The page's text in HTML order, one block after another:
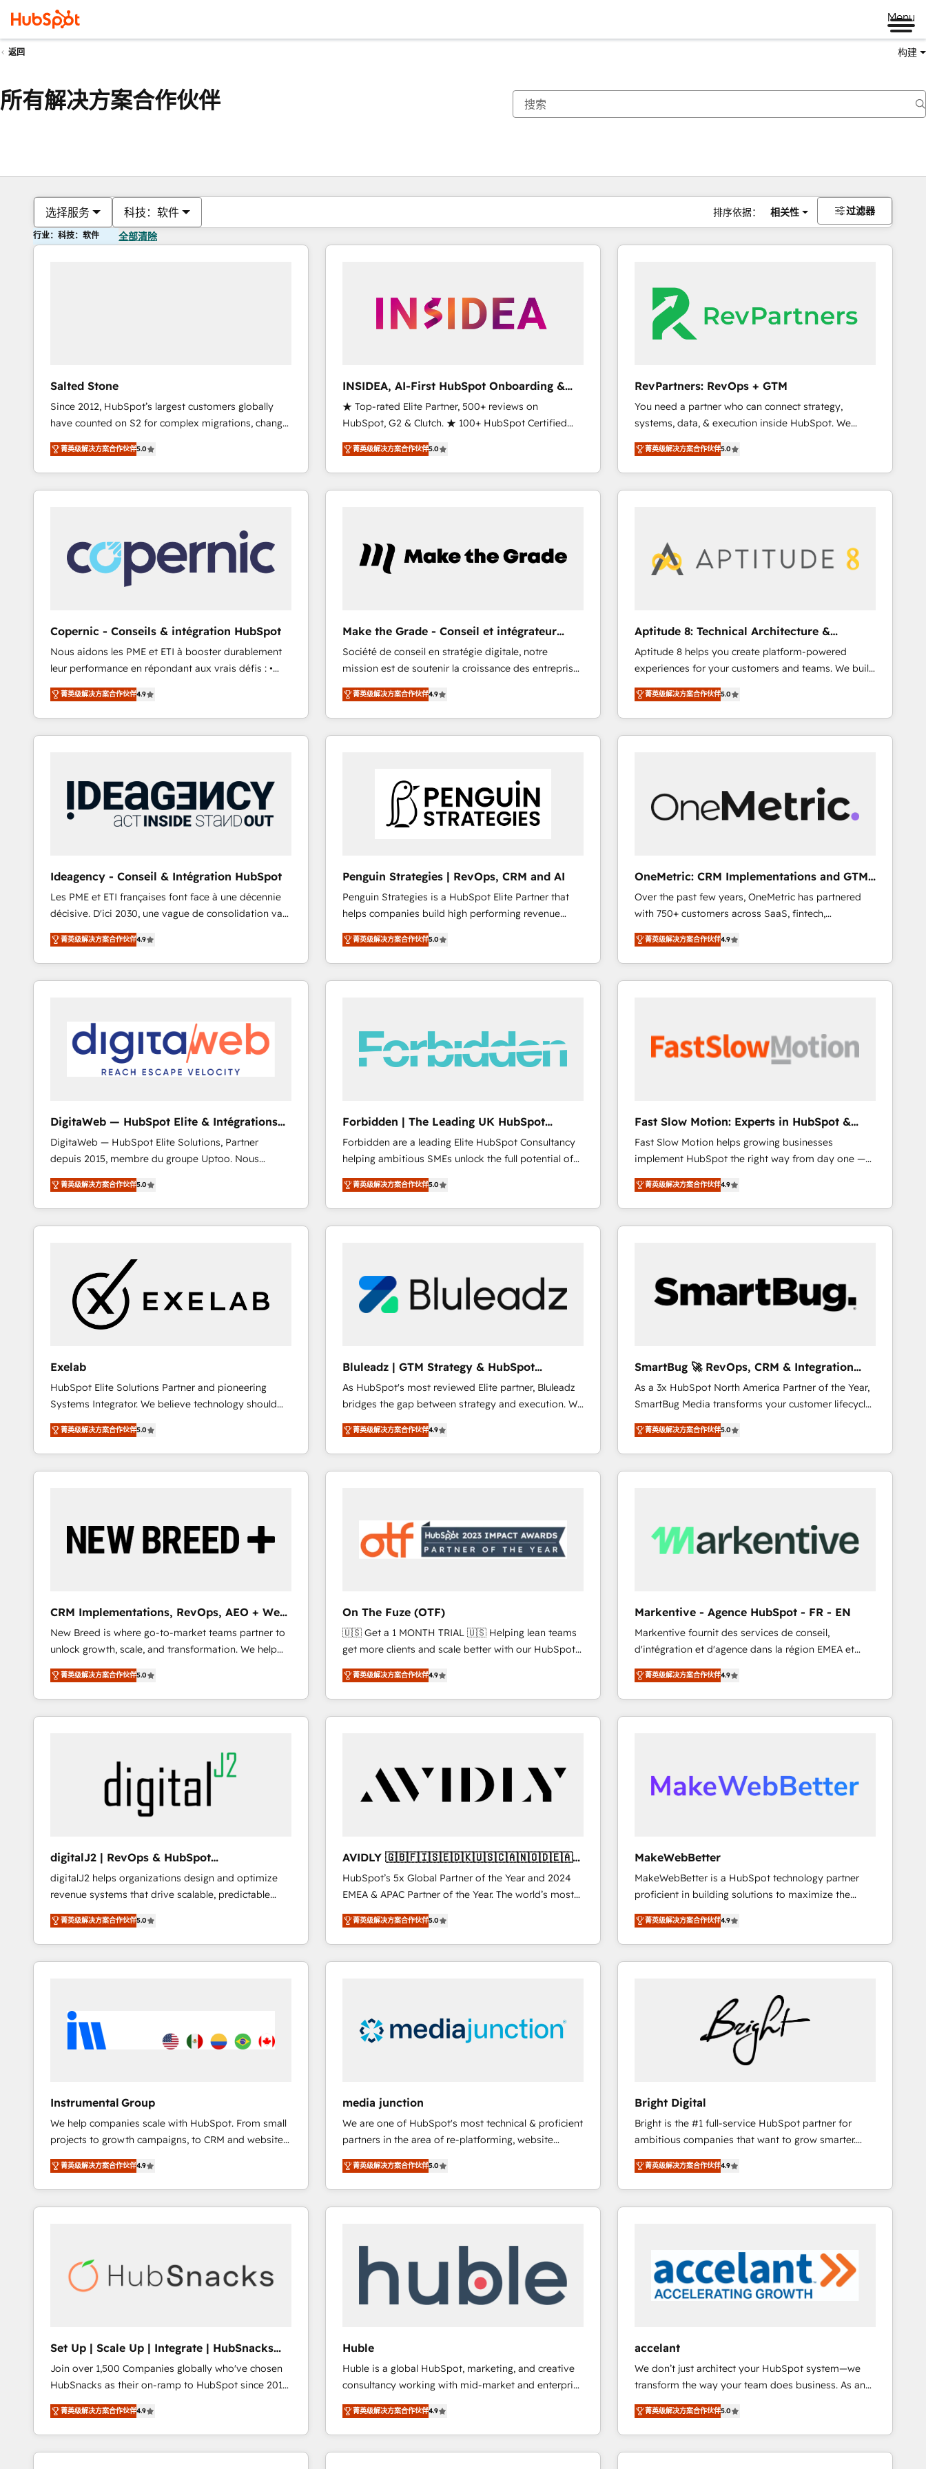
Menu
返回 构建
所有解决方案合作伙伴
选择服务 科技：软件 排序依据： 相关性 过滤器
行业：科技：软件 全部清除
Salted Stone
Since 2012, HubSpot’s largest customers globally
have counted on S2 for complex migrations, change
management, systems integration, and creative
solutions that deliver measurable impact and
transform brand experiences As one of the few full-
service creative agencies in the HubSpot
regionalized HubSpot websites, integrated
marketing campaigns, & RevOps frameworks that
fuel long-term success We connect the entire
customer lifecycle through seamless integrations,
and service to drive sustainable growth With 6 key
HubSpot accreditations and experience across
hundreds of organizations in dozens of industries,
there’s a good chance one of our globally integrated
teams has worked with clients just like you Let’s
explore whether S2 is the partner you’ve been
looking for...and get your next big initiative moving!
菁英级解决方案合作伙伴5.0
INSIDEA, AI-First HubSpot Onboarding &
RevOps
★ Top-rated Elite Partner, 500+ reviews on
HubSpot, G2 & Clutch. ★ 100+ HubSpot Certified
Experts & Trainers across the team ★ 1,500+
implementations across five continents ★ AI-First,
RevOps-led, Onboarding obsessed ★ Company of
the Year 2024/25 INSIDEA helps growing companies
your time zone. What we do ➤ Onboarding: Live in
weeks, with workflows built around your business,
revenue process. Sales, marketing, and service wired
together. ➤ AI and Integrations: Layer Breeze AI,
custom agents, and APIs to remove manual work. ➤
Ongoing Management: Monthly tune-ups, feature
rollouts, adoption coaching. Buying HubSpot,
switching to it, or reviving a stale portal? We are
built for the work.
菁英级解决方案合作伙伴5.0
RevPartners: RevOps + GTM
You need a partner who can connect strategy,
systems, data, & execution inside HubSpot. We
bridge the gap where most agencies fall short by
combining GTM strategy with technical execution to
solve the right problem with the right solution. As the
only firm in the world to hold Elite Partner
market execution. Why B2B Businesses Choose RP: -
Secure: Soc2 compliant 🛡️ - Pricing: Implementations
HubSpot Partner 🪴 - Sales Hub: More
implementations than any other Partner 💻 -
Migrations: We convert Salesforce addicts to
HubSpot evangelists 🧡 Don't hire a marketing
agency for an Ops problem. Don't hire a technical
agency for a growth problem. Hire a partner built to
solve both.
菁英级解决方案合作伙伴5.0
Copernic - Conseils & intégration HubSpot
Nous aidons les PME et ETI à booster durablement
leur performance en répondant aux vrais défis : •
Intégration de HubSpot avec d’autres outils (ERP,
téléphonie, etc.) • Alignement des équipes grâce à un
outil et des données partagées • Amélioration de la
collecte et de l’analyse des données pour des
consultants certifiés HubSpot aborde chaque projet
avec un engagement total, alignant processus
métiers et technologie, et guidant vos équipes à
rapidement vos enjeux et intégrons parfaitement
HubSpot dans votre organisation. Pour toute
question technique ou besoin de structuration de
votre projet HubSpot, contactez notre équipe pour
un échange dédié.
菁英级解决方案合作伙伴4.9
Make the Grade - Conseil et intégrateur
HubSpot
Société de conseil en stratégie digitale, notre
mission est de soutenir la croissance des entreprises
B2B à travers l’acquisition de nouveaux clients,
l'intégration CRM et le développement des revenus
auprès de vos comptes existants. En France et à
l'international, nous travaillons avec des ETI
startups florissantes. Nos 3 grandes expertises sont :
➤ L’intégration de CRM et de méthodologie RevOps
pour aligner les équipes marketing, commerciales et
opportunités d'affaires ➤ La mise en place de
stratégies d'acquisition marketing (SEO, SEA,
inbound, automatisation marketing, ABM, IA,
emailing) Informations clés : - 10 ans d'expérience -
100+ intégrations CRM HubSpot réussies - 40
experts conseil - 150 certifications HubSpot
cumulées
菁英级解决方案合作伙伴4.9
Aptitude 8: Technical Architecture &
Deployment
Aptitude 8 helps you create platform-powered
experiences for your customers and teams. We build
multi-hub solutions and orchestrate operations
across your entire tech stack. Aptitude 8 is trusted
by top brands such as Lenovo, Bluetooth,
International Sports Sciences Association, SXSW,
partner and expertise across operational strategy,
business-first process building, system integration,
development, and project management. We have
100% US-based, FTE team members. We offer
project-based and managed services engagements
that include new HubSpot implementations,
migrations from other platforms, systems
integration, extensibility, custom development, and
ongoing RevOps support.
菁英级解决方案合作伙伴5.0
Ideagency - Conseil & Intégration HubSpot
Les PME et ETI françaises font face à une décennie
décisive. D'ici 2030, une vague de consolidation va
recomposer le marché. Seules survivront les
entreprises qui auront réussi leur transformation. Le
problème ? 58% des dirigeants savent que l'IA est
vitale pour leur survie. Mais 57% n'ont aucune
totale, action nulle. La solution s'appelle l'Entreprise
Augmentée. Ce n'est pas une entreprise qui utilise
l'IA. C'est une organisation qui a réussi la symbiose
entre l'expertise humaine et l'intelligence artificielle.
transformation. D'abord les fondations : des
données unifiées, des processus alignés. Ensuite
l'augmentation : l'IA là où elle crée de la valeur. Et
surtout : l'humain qui reste au centre. Parce que la
vraie performance vient de l'intérieur. Act Inside.
Stand Out.
菁英级解决方案合作伙伴4.9
Penguin Strategies | RevOps, CRM and AI
Penguin Strategies is a HubSpot Elite Partner that
helps companies build high performing revenue
operations across complex sales cycles, multi
system environments and global SaaS or
manufacturing teams. Trusted by leading enterprises
and fast growing scale ups including Sony, Rapyd,
architecture 🔗 CRM migrations & End to end
integrations 🤖 AI workflows & enrichment 📘 Team
enablement & company-wide adoption We create
菁英级解决方案合作伙伴5.0
OneMetric: CRM Implementations and GTM
engineering
Over the past few years, OneMetric has partnered
with 750+ customers across SaaS, fintech,
healthcare, real estate, and other industries. With
150+ HubSpot-certified experts, we deliver scalable
solutions to complex GTM and RevOps challenges.
Our Expertise 🔹 Onboarding & Implementation:
downtime. 🔹 RevOps Strategy: Align teams,
processes, and data to drive revenue efficiency. 🔹
SOC 2 Type II and ISO 27001 certified, reinforcing
our commitment to data security and compliance. At
OneMetric, we help revenue teams focus on the
OneMetric that matters most: revenue.
菁英级解决方案合作伙伴4.9
DigitaWeb — HubSpot Elite & Intégrations
ERP
DigitaWeb — HubSpot Elite Solutions, Partner
depuis 2015, membre du groupe Uptoo. Nous
aidons les ETI et PME B2B à unifier Marketing,
Ventes et Service sur HubSpot grâce à la Revenue
Architecture : alignement des équipes, pipeline
prévisible, croissance mesurable. 🔌 Intégrations
Dynamics..), VOIP (Aircall, Ringover, Modjo), Shopify,
Oneflow. 💻 Développements custom : CRM UI
Extensions (React), Serverless Node.js, Custom
Objects, thèmes HubL, agents IA & Breeze AI. 🎯
Secteurs : Industrie, Distribution B2B, SaaS, Services
Sales + Service Hub, synchronisation ERP ↔
HubSpot temps réel, formation équipes. 🏆 +350
projets livrés. Accrédités HubSpot CRM
Implementation, Data Migration & Custom
Integration. 📩 Parlons de votre projet →
digitaweb.com
菁英级解决方案合作伙伴5.0
Forbidden | The Leading UK HubSpot
Consultancy
Forbidden are a leading Elite HubSpot Consultancy
helping ambitious SMEs unlock the full potential of
HubSpot. Too many businesses invest in HubSpot
but never see the ROI they expected due to poor
adoption, messy data, and disconnected teams
getting in the way. That’s where we come in. We
actually drives revenue, not just reports on it. Our
services include: - Choosing the right HubSpot
package for your business - Full CRM, Marketing, and
Ongoing optimisation and RevOps support Based in
Leeds and London, we partner with SMEs across the
UK who are ready to turn HubSpot into the growth
engine it’s meant to be.
菁英级解决方案合作伙伴5.0
Fast Slow Motion: Experts in HubSpot &
Salesforce
Fast Slow Motion helps growing businesses
implement HubSpot the right way from day one —
with the flexibility to scale as complexity increases.
Highly certified in both HubSpot and Salesforce, we
bring deep experience in CRM implementation,
integrations, and data migration across modern
combines strong technical execution with real
business perspective. Many of our consultants have
scaled businesses themselves, giving us a practical
range of industries, including healthcare, software,
B2B services, manufacturing, financial services and
more. Whether clients are new to HubSpot or
expanding into more advanced use cases, we focus
on delivering clean, scalable, AI-ready systems that
create long-term value and a consistently strong
client experience.
菁英级解决方案合作伙伴4.9
Exelab
HubSpot Elite Solutions Partner and pioneering
Systems Integrator. We believe technology should
serve business strategy, not the other way around.
Every engagement begins with clear objectives,
customer journey mapping, and measurable KPIs.
Only then we architect solutions. The question is
make HubSpot the operational hub, integrated with
SAP, Microsoft Dynamics, custom ERPs, and any
accelerate decisions, streamline processes, and
unlock efficiency at scale. From predictive
intelligence to conversational AI, we turn data into
action and automation into competitive advantage.
✦ 150+ implementations ✦ 100+ certifications ✦ 7
accreditations
菁英级解决方案合作伙伴5.0
Bluleadz | GTM Strategy & HubSpot
Implementation
As HubSpot's most reviewed Elite partner, Bluleadz
bridges the gap between strategy and execution. We
don't just "set up tools" — we install the GTM
Operating System (GTM OS) to align your leadership
and engineer a portal that drives predictable
revenue velocity. 🚀 GTM Strategy & Alignment
"accelerating a mess." ⚙️ Elite Engineering & AI
Scalable Architecture: Zero-technical-debt setup
across all Hubs, validated by our 7 HubSpot
Type I and HIPAA attested for enterprise-grade data
security. 🏆 Why Bluleadz? GTM OS Partner | 16+
Years Experience | 1,000+ Five-Star Reviews
菁英级解决方案合作伙伴4.9
SmartBug 🚀 RevOps, CRM & Integration
Experts
As a 3x HubSpot North America Partner of the Year,
SmartBug Media transforms your customer lifecycle
into a revenue engine. Our unified ecosystem
includes specialized divisions Globalia (AI &
Software) and Point Success Media (Paid Media),
making this the official home for all three brands. 🔄
trainers to drive platform adoption. 📈 Revenue
Generation - Full-funnel marketing and high-
accreditations and deep HIPAA-compliance
expertise. - A team of 250+ experts dedicated to
your resilient growth.
菁英级解决方案合作伙伴5.0
CRM Implementations, RevOps, AEO + Web,
Demand Gen
New Breed is where go-to-market teams partner to
unlock growth, scale, and transformation. We help
companies activate HubSpot’s AI-powered
customer platform and operationalize HubSpot’s
Loop Marketing framework through expert-led
services, smart agents, and purpose-built apps,
buyer journey for clean data, scalability, & reporting.
🎯Demand Gen & ABM: Drive pipeline with inbound,
ABM, AEO, SEO, & paid media. 👩‍💻Web Design:
Build high-performing websites with UX, messaging,
AI, & maximize AEO with tailored AI services. 🧩
Integrations: Extend HubSpot with custom
integrations, hosting, & maintenance.
菁英级解决方案合作伙伴5.0
On The Fuze (OTF)
🇺🇸 Get a 1 MONTH TRIAL 🇺🇸 Helping lean teams
get more clients and scale better with our HubSpot
Consulting & 'Done For You' Services. 🚀 Who We
Work With 🚀 We help lean, growing companies: -
Win more business - Reduce no-shows - Improve
lead & deal conversion rates - Scale with less
learn the ins-and-outs of HubSpot. We give you a
Personal Consultant + Tech Team to handle the
heavy lifting of mapping out AND building your ideal
6,500+ Partners) and was named 2023 HubSpot
Partner of the Year 💥 Trusted by 2,500+ companies
to help them scale and close more business, by
using HubSpot (the right way). ⭐️ Here's more info:
www.onthefuze.com/hubspot-admin Contact us to
learn more!
菁英级解决方案合作伙伴4.9
Markentive - Agence HubSpot - FR - EN
Markentive fournit des services de conseil,
d'intégration et d'agence dans la région EMEA et
North America. Avec plus de 115 experts en
marketing automation, Growth, Revops, CRM et
webdesign. Markentive is both a consulting firm, a
digital agency and an integrator. With over 115
菁英级解决方案合作伙伴4.9
digitalJ2 | RevOps & HubSpot
Implementations
digitalJ2 helps organizations design and optimize
revenue systems that drive scalable, predictable
growth. As a triple-accredited HubSpot Solutions
Partner, we specialize in both strategic RevOps
planning and hands-on technical execution - building
the operational foundation companies need to
Franchises - Professional Services - And more! How
we help: ✔️ Full HubSpot implementations and portal
optimization ✔️ Data migrations, CRM architecture,
based engagements and ongoing RevOps
partnerships, we guide organizations through the
revenue maturity model - delivering the right
improvements at the right time so operations
evolve strategically and sustainably as the business
grows.
菁英级解决方案合作伙伴5.0
AVIDLY 🇬🇧🇫🇮🇸🇪🇩🇰🇺🇸🇨🇦🇳🇴🇩🇪🇦🇺
🇳🇿
HubSpot’s 5x Global Partner of the Year and 2024
EMEA & APAC Partner of the Year. The world’s most
experienced and fully accredited HubSpot Solutions
Partner. 🚀 With 2,750+ HubSpot projects delivered
and 370+ specialists across EMEA, APAC and NAM,
we de-risk complex CRM programmes and
scale. 🏆 HubSpot’s CEO called us “the partner of the
future.” Others agree it is proof of trust built through
菁英级解决方案合作伙伴5.0
MakeWebBetter
MakeWebBetter is a HubSpot technology partner
proficient in building solutions to maximize the
operational efficiency of HubSpot. The fastest-
growing tech-enabler & facilitator, MakeWebBetter,
hands you the blend of HubSpot expertise &
eminent solutions & integrations. Trust us to
Elite Partners with 10+ years of HubSpot experience
🤝HubSpot Premier Integration partner 🤝Google
Premier Partner 2023 🌟5 HubSpot Accreditations 🌟
Won HubSpot Theme Challenge 2021 🌟INBOUND’19
HubSpot experience ✔️Flexible pricing models —
Hourly-fee (assigned one Dedicated HubSpot
Admin); Monthly-fee (HubSpot Admin + Project
Manager); and Fixed Project Cost (as per
requirement). ✔️Helped over 25,000+ customers so
far with our HubSpot solutions. ✔️Bespoke apps &
on-demand bundle services. Connect with us today!
菁英级解决方案合作伙伴4.9
Instrumental Group
We help companies scale with HubSpot. From small
projects to growth campaigns, to CRM and websites.
Hire an agency that's experienced in every inch of
HubSpot and willing to work hand-in-hand with your
team to simplify the complex and build a better
experience for your team and customers.
菁英级解决方案合作伙伴4.9
media junction
We are one of HubSpot's most technical & proficient
partners in the area of re-platforming, website
design & development. We specialize in multi-hub
implementations for mid-market & enterprise
companies. We are woman-owned, powered by
coffee, and we ❤️ dogs. We produce award-winning
Award 🏆2020 Elite Solutions Partner 🏆2019
Integrations HubSpot Impact Award 🏆2019
Marketing Enablement HubSpot Impact Award 🏆
Growth-Driven Design Agency of the Year 🏆2016
Sales Enablement HubSpot Impact Award 🏆2015
Growth-Driven Design Agency of the Year 🏆2015
Became the 5th Agency to reach Diamond 🏆2014
HubSpot COS Performance Award 🏆2014 HubSpot
COS Design Award 🏆2013 HubSpot Marketplace
Provider of the Year 🏆2011 Became a HubSpot
菁英级解决方案合作伙伴5.0
Bright Digital
Bright is the #1 full-service HubSpot partner for
ambitious companies that want to grow smarter.
From HubSpot onboarding, to training, from
developing a new website to lead generation and
digital marketing; we do it all (and with great
results)! In short, our services include: - HubSpot
integrations - Marketing & sales solutions: digital
marketing, advertising, campaigns, content and
design We connect people, data and technology to
your challenge; our passionate and growth driven
team of 100+ experts is ready for you! Driving digital
growth | www.brightdigital.com
菁英级解决方案合作伙伴4.9
Set Up | Scale Up | Integrate | HubSnacks
FlexPlan
Join over 1,500 Companies globally who've chosen
HubSnacks as their on-ramp to HubSpot since 2014
Simple pay-as-you-go plans that accelerate value...
1️⃣ Set Up | Onboarding New or Check-fixing existing
HubSpot portals 2️⃣ Scale Up | 100% HubSpot Task
Execution... Global 24/7 ... All Experts 3️⃣ Integrate |
菁英级解决方案合作伙伴4.9
Huble
Huble is a global HubSpot, marketing, and creative
consultancy working with mid-market and enterprise
businesses. We go beyond implementation, shaping
the strategy, processes, and teams that turn
HubSpot into a genuine growth engine. Named
HubSpot's Global Partner of the Year in 2024,
菁英级解决方案合作伙伴4.9
accelant
We don’t just architect your HubSpot system—we
transform the way your team does business. As an
Elite HubSpot Solutions Partner, we specialize in
creating tailored, end-to-end CRM solutions that
accelerate growth, improve operational efficiency,
and ensure faster time to value on HubSpot. What
菁英级解决方案合作伙伴5.0
你目前所在页码为：页码
页码 页码 页码 页码 页码 页码 页码 页码 页码 页码